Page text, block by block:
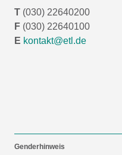
T (030) 22640200
F (030) 22640100
E kontakt@etl.de
Genderhinweis